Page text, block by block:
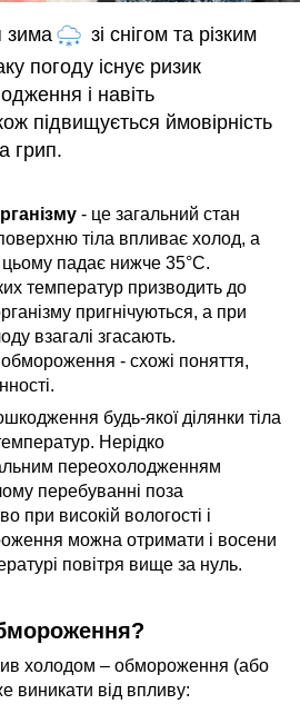
зима
зі снігом та різким
погоду існує ризик
і навіть
підвищується ймовірність
грип.
- це загальний стан
тіла впливає холод, а
падає нижче 35°C.
температур призводить до
пригнічуються, а при
взагалі згасають.
- схожі поняття,
будь-якої ділянки тіла
Нерідко
переохолодженням
перебуванні поза
при високій вологості і
можна отримати і восени
повітря вище за нуль.
холодом – обмороження (або
виникати від впливу: